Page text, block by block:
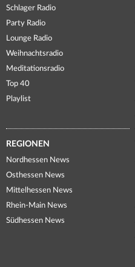
Schlager Radio
Party Radio
Lounge Radio
Weihnachtsradio
Meditationsradio
Top 40
Playlist
REGIONEN
Nordhessen News
Osthessen News
Mittelhessen News
Rhein-Main News
Südhessen News